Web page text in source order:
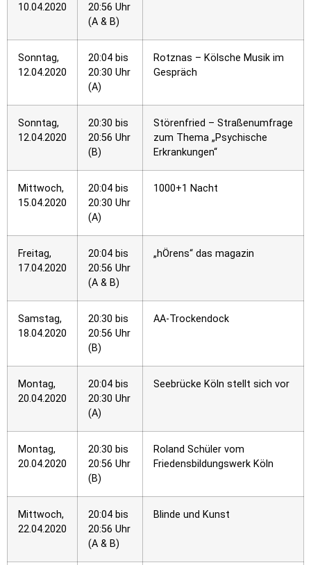
10.04.2020
20:56 Uhr
(A & B)
Sonntag,
12.04.2020
20:04 bis
20:30 Uhr
(A)
Rotznas – Kölsche Musik im
Gespräch
Sonntag,
12.04.2020
20:30 bis
20:56 Uhr
(B)
Störenfried – Straßenumfrage
zum Thema „Psychische
Erkrankungen“
Mittwoch,
15.04.2020
20:04 bis
20:30 Uhr
(A)
1000+1 Nacht
Freitag,
17.04.2020
20:04 bis
20:56 Uhr
(A & B)
„hÖrens“ das magazin
Samstag,
18.04.2020
20:30 bis
20:56 Uhr
(B)
AA-Trockendock
Montag,
20.04.2020
20:04 bis
20:30 Uhr
(A)
Seebrücke Köln stellt sich vor
Montag,
20.04.2020
20:30 bis
20:56 Uhr
(B)
Roland Schüler vom
Friedensbildungswerk Köln
Mittwoch,
22.04.2020
20:04 bis
20:56 Uhr
(A & B)
Blinde und Kunst